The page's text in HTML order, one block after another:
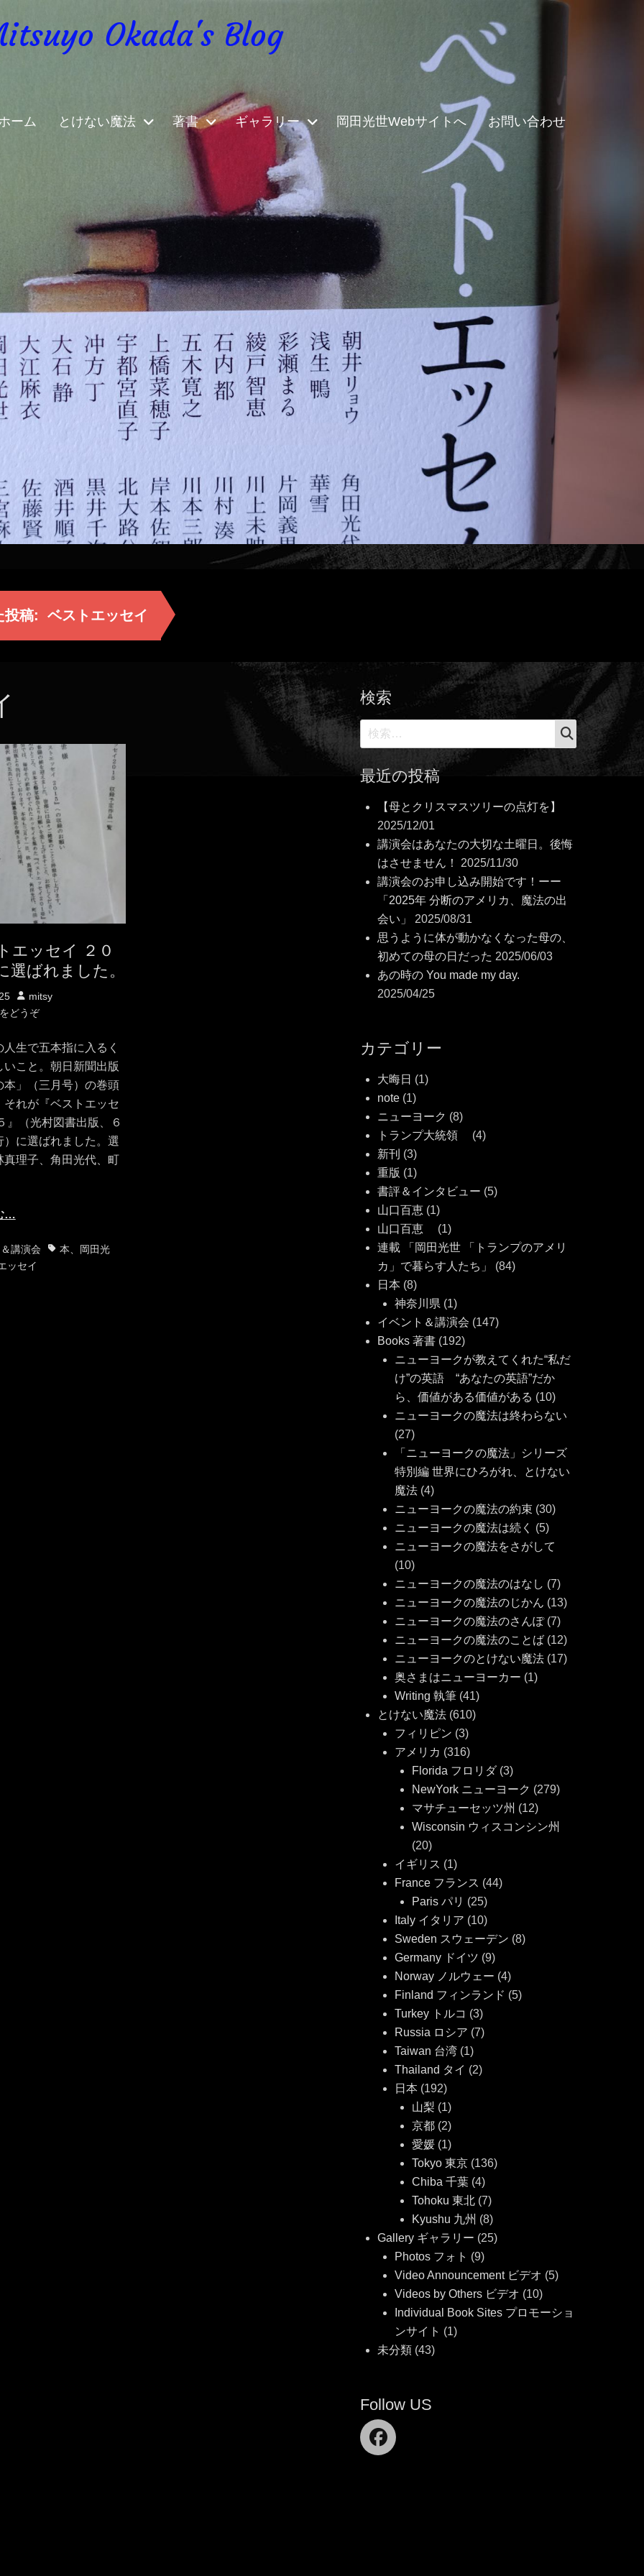
Okada's Blog
ーム とけない魔法 著書 ギャラリー 岡田光世Webサイトへ お問い合わせ
投稿:ベストエッセイ
エッセイ ２０
選ばれました。
投
稿
mitsy
どうぞ
人生で五本指に入るく
いこと。朝日新聞出版
本」（三月号）の巻頭
それが『ベストエッセ
』（光村図書出版、６
）に選ばれました。選
真理子、角田光代、町
…
講演会
タ 本
岡田光
ッセイ
検索
検
索:
検
最近の投稿
【母とクリスマスツリーの点灯を】
2025/12/01
講演会はあなたの大切な土曜日。後悔
はさせません！
2025/11/30
講演会のお申し込み開始です！ーー
「2025年 分断のアメリカ、魔法の出
会い」
2025/08/31
思うように体が動かなくなった母の、
初めての母の日だった 2025/06/03
あの時の You made my day.
2025/04/25
カテゴリー
大晦日 (1)
note (1)
ニューヨーク (8)
トランプ大統領
(4)
新刊 (3)
重版 (1)
書評＆インタビュー (5)
山口百恵 (1)
山口百恵
(1)
連載 「岡田光世 「トランプのアメリ
カ」で暮らす人たち」
(84)
日本 (8)
神奈川県 (1)
イベント＆講演会 (147)
Books 著書 (192)
ニューヨークが教えてくれた“私だ
け”の英語 “あなたの英語”だか
ら、価値がある価値がある (10)
ニューヨークの魔法は終わらない
(27)
「ニューヨークの魔法」シリーズ
特別編 世界にひろがれ、とけない
魔法 (4)
ニューヨークの魔法の約束 (30)
ニューヨークの魔法は続く
(5)
ニューヨークの魔法をさがして
(10)
ニューヨークの魔法のはなし (7)
ニューヨークの魔法のじかん (13)
ニューヨークの魔法のさんぽ(7)
ニューヨークの魔法のことば (12)
ニューヨークのとけない魔法 (17)
奥さまはニューヨーカー (1)
Writing 執筆 (41)
とけない魔法 (610)
フィリピン (3)
アメリカ (316)
Florida フロリダ(3)
NewYork ニューヨーク (279)
マサチューセッツ州 (12)
Wisconsin ウィスコンシン州
(20)
イギリス (1)
France フランス (44)
Paris パリ (25)
Italy イタリア (10)
Sweden スウェーデン (8)
Germany ドイツ (9)
Norway ノルウェー (4)
Finland フィンランド (5)
Turkey トルコ (3)
Russia ロシア (7)
Taiwan 台湾 (1)
Thailand タイ (2)
日本 (192)
山梨 (1)
京都 (2)
愛媛 (1)
Tokyo 東京 (136)
Chiba 千葉 (4)
Tohoku 東北 (7)
Kyushu 九州 (8)
Gallery ギャラリー (25)
Photos フォト (9)
Video Announcement ビデオ (5)
Videos by Others ビデオ (10)
Individual Book Sites プロモーショ
ンサイト (1)
未分類 (43)
Follow US
Facebook